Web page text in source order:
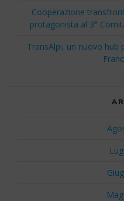
Cooperazione
protagonista al 3°
TransAlpi, un nuovo hub